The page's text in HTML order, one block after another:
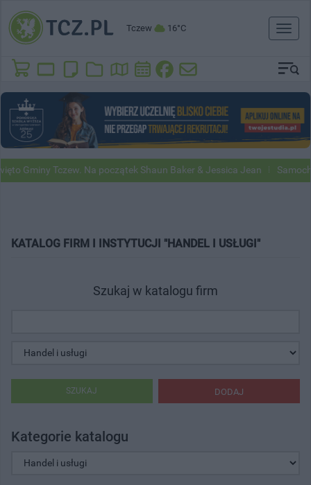
Tczew 16°C
Toggle
Gminy Tczew. Na początek Shaun Baker & Jessica Jean
KATALOG FIRM I INSTYTUCJI "HANDEL I USŁUGI"
Szukaj w katalogu firm
DODAJ
SZUKAJ
Kategorie katalogu